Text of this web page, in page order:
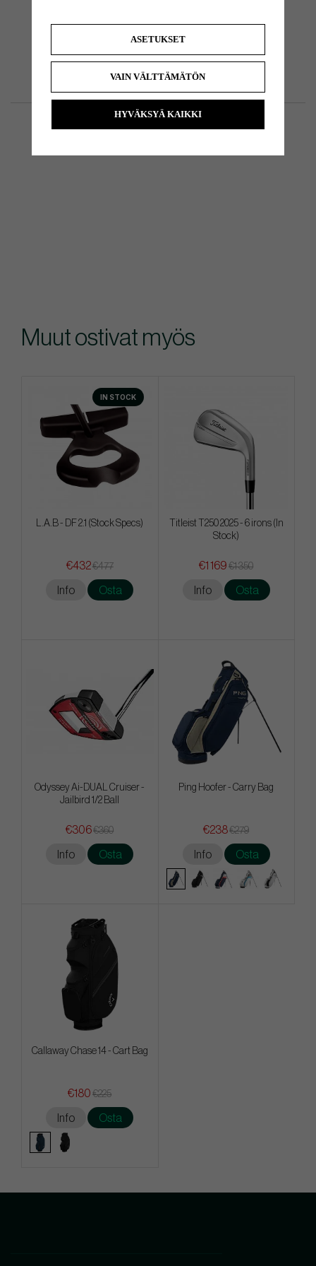
Muut ostivat myös
IN STOCK
L.A.B - DF 2.1 (Stock Specs)
€432€477
Info Osta
Titleist T250 2025 - 6 irons (In
Stock)
€1 169 €1 350
Info Osta
Odyssey Ai-DUAL Cruiser -
Jailbird 1/2 Ball
€306€360
Info Osta
Ping Hoofer - Carry Bag
€238€279
Info Osta
Callaway Chase 14 - Cart Bag
€180 €225
Info Osta
ASETUKSET
VAIN VÄLTTÄMÄTÖN
HYVÄKSYÄ KAIKKI